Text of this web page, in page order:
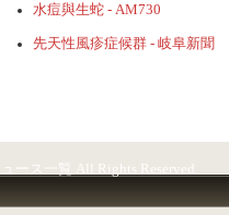
水痘與生蛇 - AM730
先天性風疹症候群 - 岐阜新聞
ース一覧 All Rights Reserved.